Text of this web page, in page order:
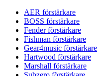
AER förstärkare
BOSS förstärkare
Fender förstärkare
Fishman förstärkare
Gear4music förstärkare
Hartwood förstärkare
Marshall förstärkare